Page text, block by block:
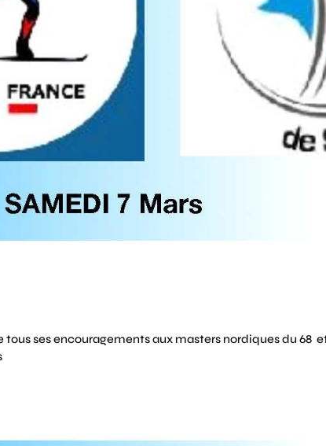
tous ses encouragements aux masters nordiques du